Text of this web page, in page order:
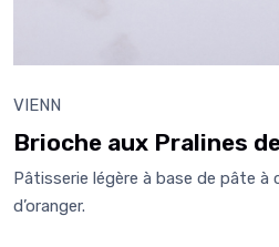
VIENN
Brioche aux Pralines
Pâtisserie légère à base de pâte à
d’oranger.